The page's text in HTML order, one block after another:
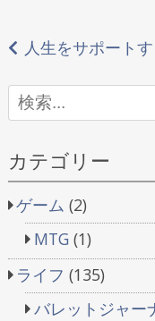
稿
ナ
ビ
ゲ
ー
シ
ョ
ン
人生をサポート
カテゴリー
ゲーム (2)
MTG(1)
ライフ (135)
バレットジャー